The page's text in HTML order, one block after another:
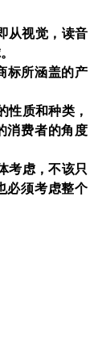
从视觉，读音
标所涵盖的产
性质和种类，
消费者的角度
考虑，不该只
必须考虑整个